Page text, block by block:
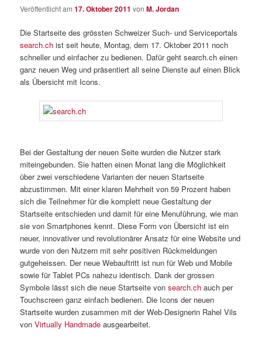
Veröffentlicht am17. Oktober 2011 vonM. Jordan
Die Startseite des grössten Schweizer Such- und Serviceportals
search.ch ist seit heute, Montag, dem 17. Oktober 2011 noch
schneller und einfacher zu bedienen. Dafür geht search.ch einen
ganz neuen Weg und präsentiert all seine Dienste auf einen Blick
als Übersicht mit Icons.
Bei der Gestaltung der neuen Seite wurden die Nutzer stark
miteingebunden. Sie hatten einen Monat lang die Möglichkeit
über zwei verschiedene Varianten der neuen Startseite
abzustimmen. Mit einer klaren Mehrheit von 59 Prozent haben
sich die Teilnehmer für die komplett neue Gestaltung der
Startseite entschieden und damit für eine Menuführung, wie man
sie von Smartphones kennt. Diese Form von Übersicht ist ein
neuer, innovativer und revolutionärer Ansatz für eine Website und
wurde von den Nutzern mit sehr positiven Rückmeldungen
gutgeheissen. Der neue Webauftritt ist nun für Web und Mobile
sowie für Tablet PCs nahezu identisch. Dank der grossen
Symbole lässt sich die neue Startseite vonsearch.ch auch per
Touchscreen ganz einfach bedienen. Die Icons der neuen
Startseite wurden zusammen mit der Web-Designerin Rahel Vils
vonVirtually Handmade ausgearbeitet.